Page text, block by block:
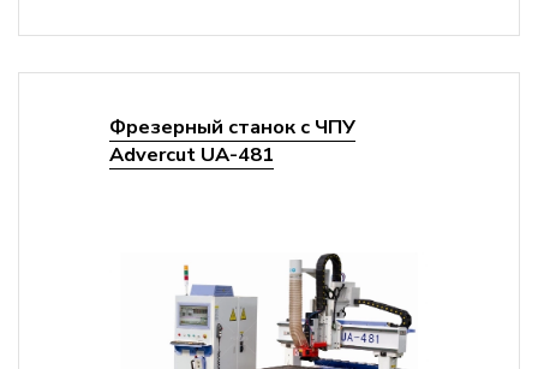
Фрезерный станок с ЧПУ
Advercut UA-481